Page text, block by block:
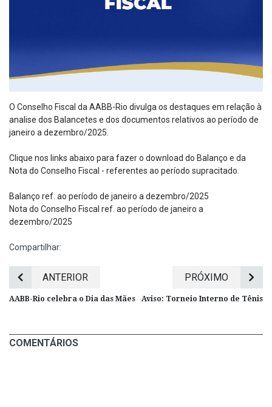
O Conselho Fiscal da AABB-Rio divulga os destaques em relação à
analise dos Balancetes e dos documentos relativos ao período de
janeiro a dezembro/2025.
Clique nos links abaixo para fazer o download do Balanço e da
Nota do Conselho Fiscal - referentes ao período supracitado.
Balanço ref. ao período de janeiro a dezembro/2025
Nota do Conselho Fiscal ref. ao período de janeiro a
dezembro/2025
Compartilhar:
ANTERIOR
AABB-Rio celebra o Dia das Mães
PRÓXIMO
Aviso: Torneio Interno de Tênis
COMENTÁRIOS